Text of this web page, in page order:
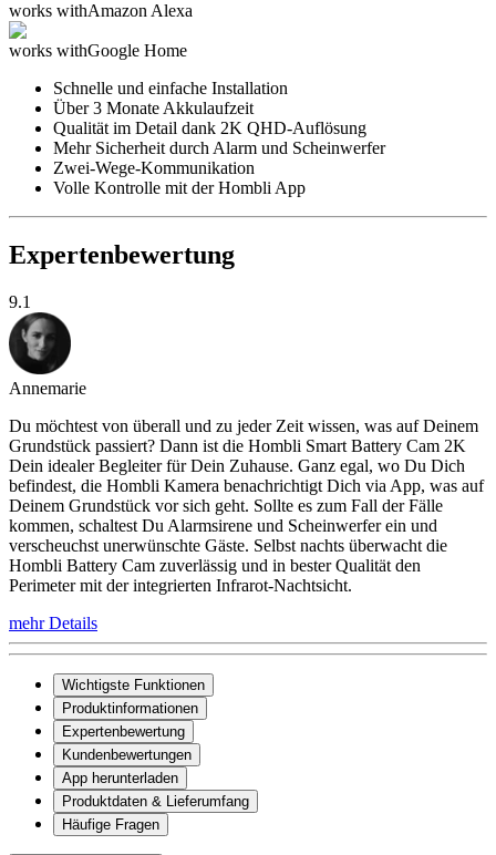
works withAmazon Alexa
works withGoogle Home
Schnelle und einfache Installation
Über 3 Monate Akkulaufzeit
Qualität im Detail dank 2K QHD-Auflösung
Mehr Sicherheit durch Alarm und Scheinwerfer
Zwei-Wege-Kommunikation
Volle Kontrolle mit der Hombli App
Expertenbewertung
9.1
Annemarie
Du möchtest von überall und zu jeder Zeit wissen, was auf Deinem
Grundstück passiert? Dann ist die Hombli Smart Battery Cam 2K
Dein idealer Begleiter für Dein Zuhause. Ganz egal, wo Du Dich
befindest, die Hombli Kamera benachrichtigt Dich via App, was auf
Deinem Grundstück vor sich geht. Sollte es zum Fall der Fälle
kommen, schaltest Du Alarmsirene und Scheinwerfer ein und
verscheuchst unerwünschte Gäste. Selbst nachts überwacht die
Hombli Battery Cam zuverlässig und in bester Qualität den
Perimeter mit der integrierten Infrarot-Nachtsicht.
mehr Details
Wichtigste Funktionen
Produktinformationen
Expertenbewertung
Kundenbewertungen
App herunterladen
Produktdaten & Lieferumfang
Häufige Fragen